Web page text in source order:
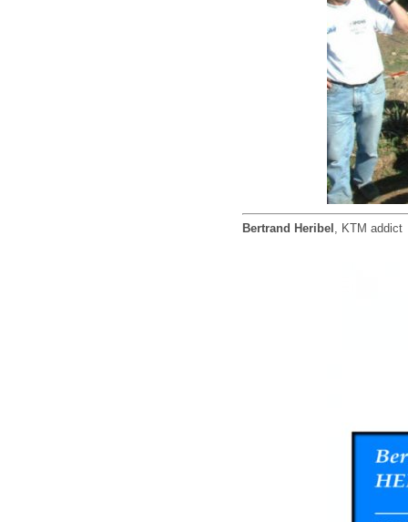
Bertrand Heribel , KTM addict